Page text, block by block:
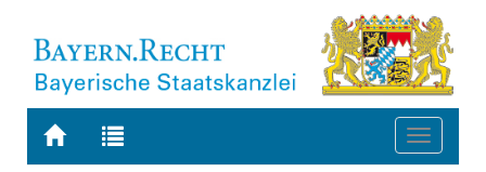
Zur
Zur
Toggle